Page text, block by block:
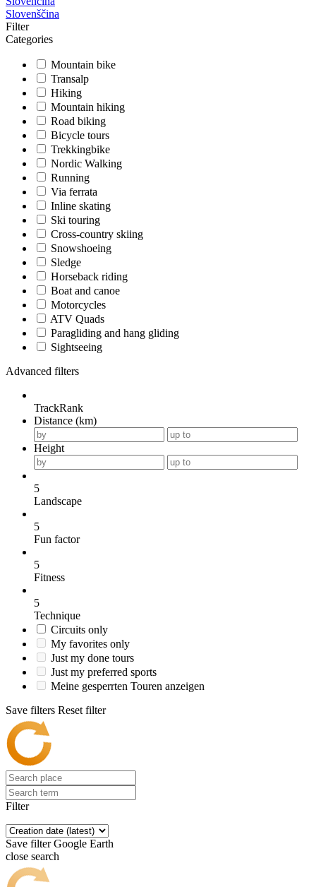
Slovenščina
Filter
Categories
Mountain bike
Transalp
Hiking
Mountain hiking
Road biking
Bicycle tours
Trekkingbike
Nordic Walking
Running
Via ferrata
Inline skating
Ski touring
Cross-country skiing
Snowshoeing
Sledge
Horseback riding
Boat and canoe
Motorcycles
ATV Quads
Paragliding and hang gliding
Sightseeing
Advanced filters
TrackRank
Distance (km)
Height
5
Landscape
5
Fun factor
5
Fitness
5
Technique
Circuits only
My favorites only
Just my done tours
Just my preferred sports
Meine gesperrten Touren anzeigen
Save filters Reset filter
Filter
Save filter Google Earth
close search